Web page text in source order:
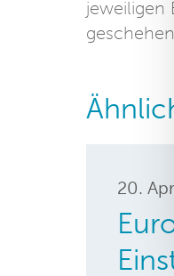
jeweiligen
geschehen
20.